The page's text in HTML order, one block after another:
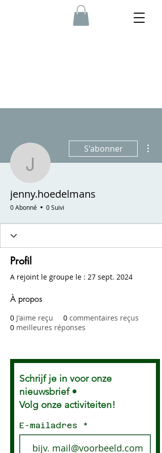
S'abonner
jenny.hoedelmans
0 Abonné 0 Suivi
Profil
A rejoint le groupe le : 27 sept. 2024
À propos
0 J'aime reçu 0 commentaires reçus
0 meilleures réponses
Schrijf je in voor onze
nieuwsbrief •
Volg onze activiteiten!
E-mailadres